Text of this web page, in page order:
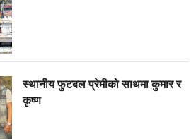
स्थानीय फुटबल प्रेमीको साथमा कुमार र
कृष्ण